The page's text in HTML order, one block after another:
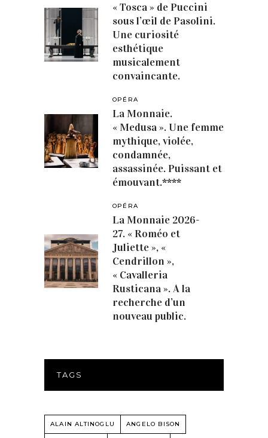
« Tosca » de Puccini
sous l’œil de Pasolini.
Une curiosité
esthétique
musicalement
convaincante.
OPÉRA
La Monnaie.
« Medusa ». Une femme
mythique, violée,
condamnée,
assassinée. Puissant et
émouvant.****
OPÉRA
La Monnaie 2026-
27. « Roméo et
Juliette », «
Cendrillon »,
« Cavalleria
Rusticana ». A la
recherche d’un
nouveau public.
TAGS
ALAIN ALTINOGLU ANGELO BISON